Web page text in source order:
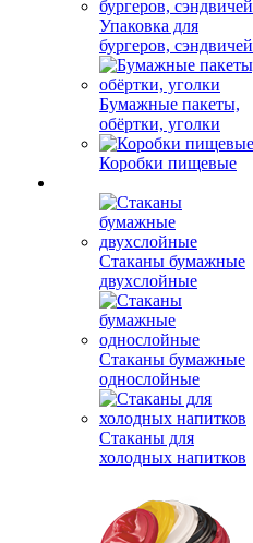
Упаковка для
бургеров, сэндвичей
Бумажные пакеты,
обёртки, уголки
Коробки пищевые
Стаканы бумажные
двухслойные
Стаканы бумажные
однослойные
Стаканы для
холодных напитков